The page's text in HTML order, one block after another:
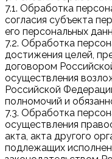
7.1. Обработка
согласия субъекта
его персональных
7.2. Обработка
достижения целей,
договором
осуществления
Российской
полномочий и
7.3. Обработка
осуществления
акта, акта другого
подлежащих